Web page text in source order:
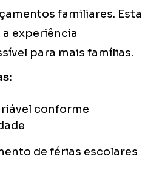
familiares. Esta
experiência
para mais famílias.
conforme
de férias escolares